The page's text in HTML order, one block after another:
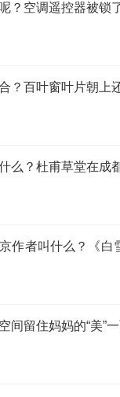
？空调遥控器被锁
？百叶窗叶片朝上
么？杜甫草堂在成
作者叫什么？《白
间留住妈妈的“美”